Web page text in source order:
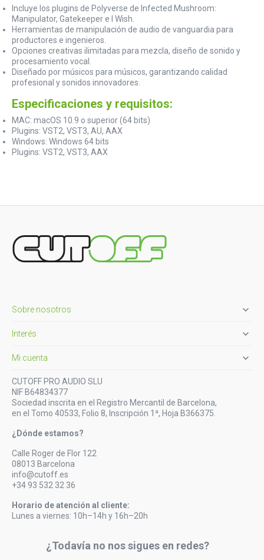
Incluye los plugins de Polyverse de Infected Mushroom:
Manipulator, Gatekeeper e I Wish.
Herramientas de manipulación de audio de vanguardia para
productores e ingenieros.
Opciones creativas ilimitadas para mezcla, diseño de sonido y
procesamiento vocal.
Diseñado por músicos para músicos, garantizando calidad
profesional y sonidos innovadores.
Especificaciones y requisitos:
MAC: macOS 10.9 o superior (64 bits)
Plugins: VST2, VST3, AU, AAX
Windows: Windows 64 bits
Plugins: VST2, VST3, AAX
Sobre nosotros 
Interés 
Mi cuenta 
CUTOFF PRO AUDIO SLU
NIF B64834377
Sociedad inscrita en el Registro Mercantil de Barcelona,
en el Tomo 40533, Folio 8, Inscripción 1ª, Hoja B366375.
¿Dónde estamos?
Calle Roger de Flor 122
08013 Barcelona
info@cutoff.es
+34 93 532 32 36
Horario de atención al cliente:
Lunes a viernes: 10h–14h y 16h–20h
¿Todavía no nos sigues en redes?